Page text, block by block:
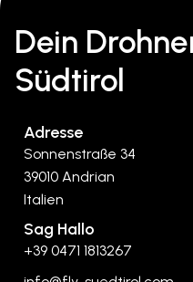
Dein
Südtirol
Adresse
Sonnenstraße 34
39010 Andrian
Italien
Sag Hallo
+39 0471 1813267